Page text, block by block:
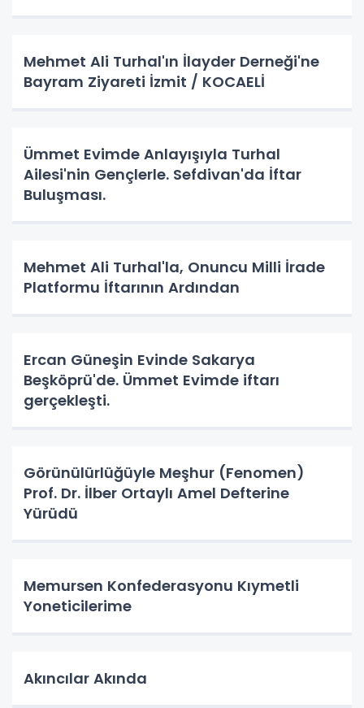
Mehmet Ali Turhal'ın İlayder Derneği'ne
Bayram Ziyareti İzmit / KOCAELİ
Ümmet Evimde Anlayışıyla Turhal
Ailesi'nin Gençlerle. Sefdivan'da İftar
Buluşması.
Mehmet Ali Turhal'la, Onuncu Milli İrade
Platformu İftarının Ardından
Ercan Güneşin Evinde Sakarya
Beşköprü'de. Ümmet Evimde iftarı
gerçekleşti.
Görünülürlüğüyle Meşhur (Fenomen)
Prof. Dr. İlber Ortaylı Amel Defterine
Yürüdü
Memursen Konfederasyonu Kıymetli
Yoneticilerime
Akıncılar Akında